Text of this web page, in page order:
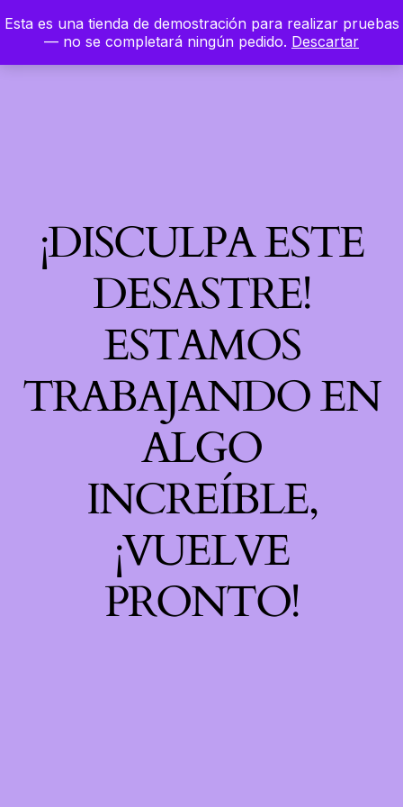
Esta es una tienda de demostración para realizar pruebas
— no se completará ningún pedido. Descartar
Hierbaloca LinkedIn
Instagram
Facebook
Acceder
¡DISCULPA ESTE
DESASTRE!
ESTAMOS
TRABAJANDO EN
ALGO
INCREÍBLE,
¡VUELVE
PRONTO!